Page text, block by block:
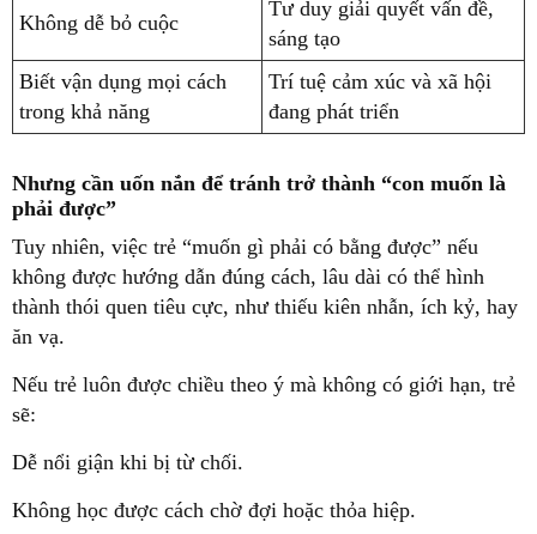
Không dễ bỏ cuộc
Tư duy giải quyết vấn đề,
sáng tạo
Biết vận dụng mọi cách
trong khả năng
Trí tuệ cảm xúc và xã hội
đang phát triển
Nhưng cần uốn nắn để tránh trở thành “con muốn là
phải được”
Tuy nhiên, việc trẻ “muốn gì phải có bằng được” nếu
không được hướng dẫn đúng cách, lâu dài có thể hình
thành thói quen tiêu cực, như thiếu kiên nhẫn, ích kỷ, hay
ăn vạ.
Nếu trẻ luôn được chiều theo ý mà không có giới hạn, trẻ
sẽ:
Dễ nổi giận khi bị từ chối.
Không học được cách chờ đợi hoặc thỏa hiệp.